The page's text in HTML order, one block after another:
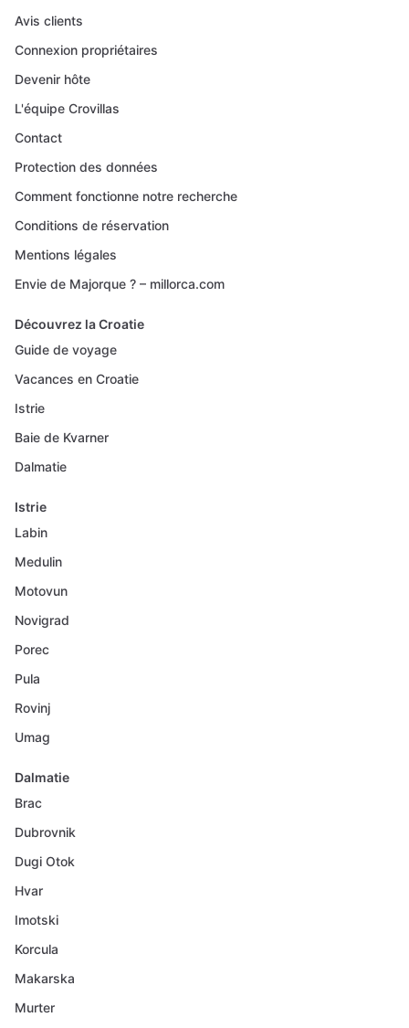
Avis clients
Connexion propriétaires
Devenir hôte
L'équipe Crovillas
Contact
Protection des données
Comment fonctionne notre recherche
Conditions de réservation
Mentions légales
Envie de Majorque ? – millorca.com
Découvrez la Croatie
Guide de voyage
Vacances en Croatie
Istrie
Baie de Kvarner
Dalmatie
Istrie
Labin
Medulin
Motovun
Novigrad
Porec
Pula
Rovinj
Umag
Dalmatie
Brac
Dubrovnik
Dugi Otok
Hvar
Imotski
Korcula
Makarska
Murter